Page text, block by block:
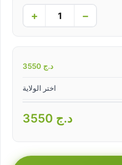
−
+
د.ج
اختر الولاية
د.ج